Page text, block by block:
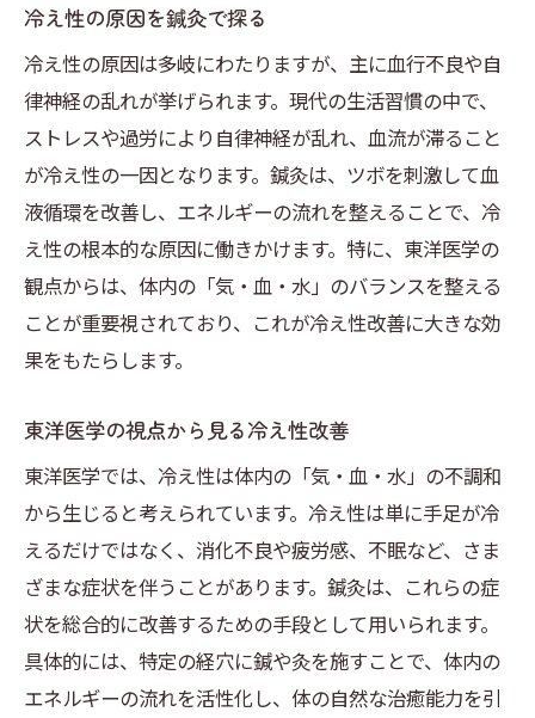
冷え性改善に成功した患者の声
鍼灸による体温変化のデータ分析
施術後の冷え性改善効果の実感
個々の体質に合わせた鍼灸の効果
日常に取り入れる鍼灸のヒント冷え性対策の実
践法
自宅でできる簡単な鍼灸セルフケア
冷え性を防ぐための食事と運動
日常生活での冷え性対策アイデア
冷え性に効果的なツボのセルフマッサージ
冷え性対策に役立つ東洋医学の知識
冷え性へのアプローチ鍼灸で体質改善を目指す
体質改善のための鍼灸プラン
冷え性の根本原因にアプローチする方法
体質を見直すための鍼灸施術の流れ
冷え性改善に向けた個別カウンセリング
冷え性の原因を鍼灸で探る
冷え性の原因は多岐にわたりますが、主に血行不良や自
律神経の乱れが挙げられます。現代の生活習慣の中で、
ストレスや過労により自律神経が乱れ、血流が滞ること
が冷え性の一因となります。鍼灸は、ツボを刺激して血
液循環を改善し、エネルギーの流れを整えることで、冷
え性の根本的な原因に働きかけます。特に、東洋医学の
観点からは、体内の「気・血・水」のバランスを整える
ことが重要視されており、これが冷え性改善に大きな効
果をもたらします。
東洋医学の視点から見る冷え性改善
東洋医学では、冷え性は体内の「気・血・水」の不調和
から生じると考えられています。冷え性は単に手足が冷
えるだけではなく、消化不良や疲労感、不眠など、さま
ざまな症状を伴うことがあります。鍼灸は、これらの症
状を総合的に改善するための手段として用いられます。
具体的には、特定の経穴に鍼や灸を施すことで、体内の
エネルギーの流れを活性化し、体の自然な治癒能力を引